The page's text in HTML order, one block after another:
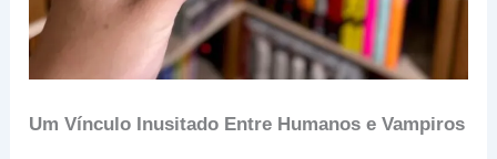
Um Vínculo Inusitado Entre Humanos e Vampiros